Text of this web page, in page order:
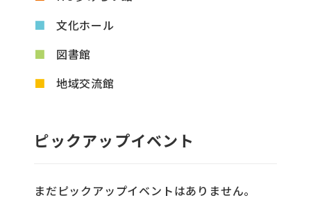
文化ホール
図書館
地域交流館
ピックアップイベント
まだピックアップイベントはありません。